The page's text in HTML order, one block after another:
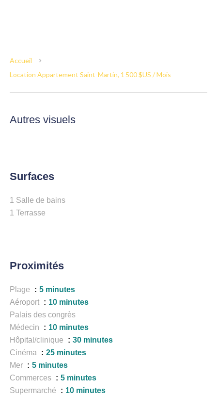
Accueil
Location Appartement Saint-Martin, 1 500 $US / Mois
Autres visuels
Surfaces
1 Salle de bains
1 Terrasse
Proximités
Plage
5 minutes
Aéroport
10 minutes
Palais des congrès
Médecin
10 minutes
Hôpital/clinique
30 minutes
Cinéma
25 minutes
Mer
5 minutes
Commerces
5 minutes
Supermarché
10 minutes